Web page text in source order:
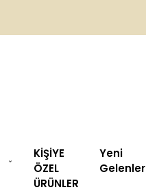
KİŞİYE
ÖZEL
ÜRÜNLER
Yeni
Gelenler